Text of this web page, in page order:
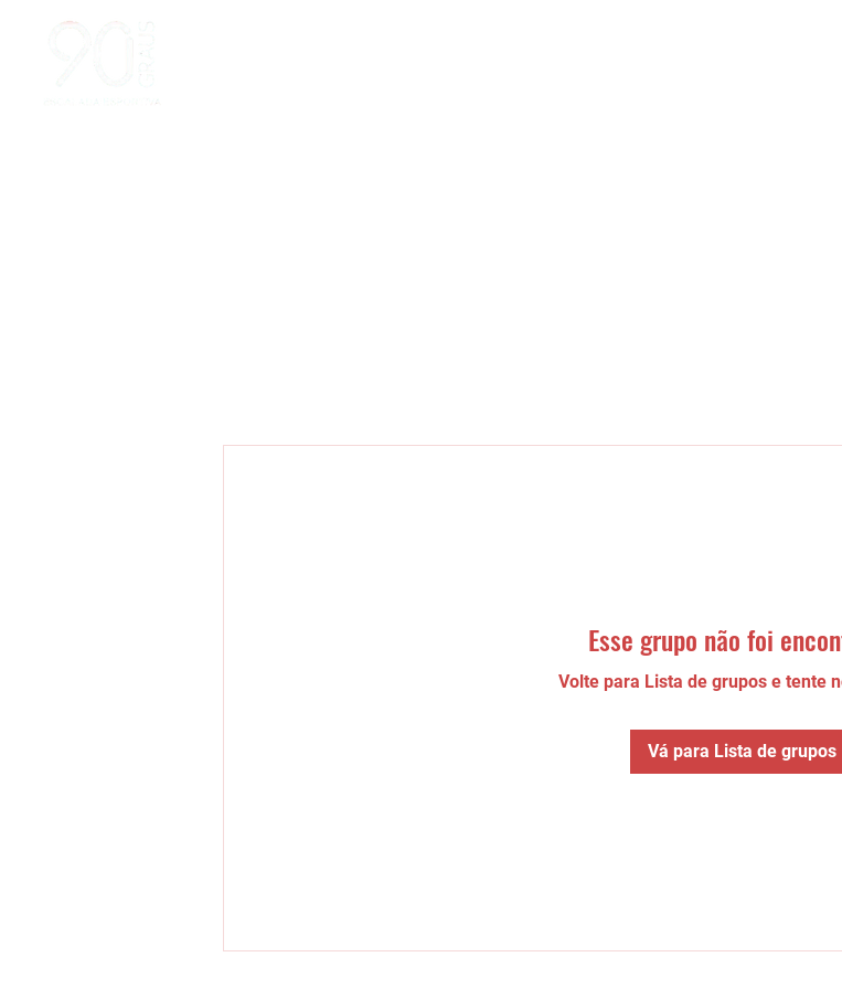
Esse grupo não foi
Volte para Lista de grupos e tente
Vá para Lista de grupos